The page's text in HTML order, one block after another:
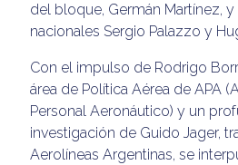
del bloque, Germán Martínez,
nacionales Sergio Palazzo y
Con el impulso de Rodrigo
área de Política Aérea de APA
Personal Aeronáutico) y un
investigación de Guido Jager,
Aerolíneas Argentinas, se